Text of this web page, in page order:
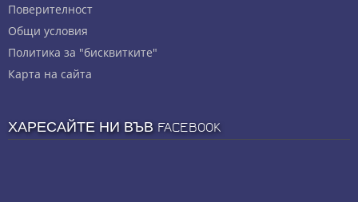
Πoвepитeлнocт
Общи условия
Политика за "бисквитките"
Карта на сайта
ХАРЕСАЙТЕ НИ ВЪВ FACEBOOK